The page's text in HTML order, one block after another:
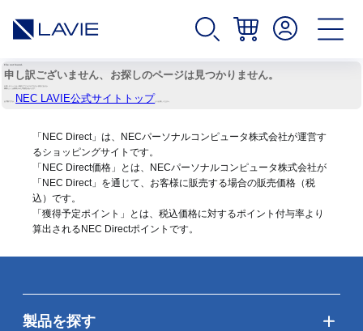
File not found.
申し訳ございません、 お探しのページは見つかりません。
お探しのページは一時的にアクセスができない状況にあるか
移動もしくは削除された可能性があります。
NEC LAVIE公式サイトトップ
「NEC Direct」は、NECパーソナルコンピュータ株式会社が運営す
るショッピングサイトです。
「NEC Direct価格」とは、NECパーソナルコンピュータ株式会社が
「NEC Direct」を通じて、お客様に販売する場合の販売価格（税
込 ）です。
「獲得予定ポイント」とは、税込価格に対するポイント付与率より
算出されるNEC Directポイントです。
製品を探す